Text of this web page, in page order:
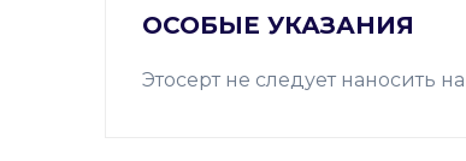
ОСОБЫЕ УКАЗАНИЯ
Этосерт не следует наносить